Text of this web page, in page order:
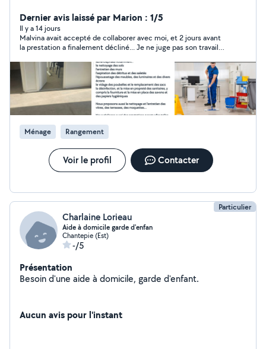
bâtiment Nettoyage après événements
Dernier avis laissé par Marion : 1/5
Il y a 14 jours
Malvina avait accepté de collaborer avec moi, et 2 jours avant
la prestation a finalement décliné... Je ne juge pas son travail
Ménage Rangement
Voir le profil Contacter
Particulier
Charlaine Lorieau
Aide à domicile garde d'enfan
Chantepie (Est)
-/5
Présentation
Besoin d'une aide à domicile, garde d'enfant.
Aucun avis pour l'instant